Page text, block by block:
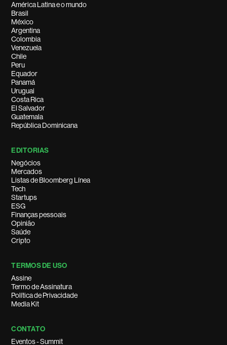
América Latina e o mundo
Brasil
México
Argentina
Colombia
Venezuela
Chile
Peru
Equador
Panamá
Uruguai
Costa Rica
El Salvador
Guatemala
República Dominicana
EDITORIAS
Negócios
Mercados
Listas de Bloomberg Línea
Tech
Startups
ESG
Finanças pessoais
Opinião
Saúde
Cripto
TERMOS DE USO
Assine
Termo de Assinatura
Política de Privacidade
Media Kit
CONTATO
Eventos - Summit